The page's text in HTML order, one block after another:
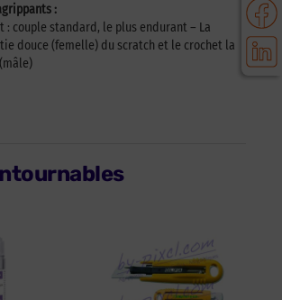
:
: couple standard, le plus endurant – La
douce (femelle) du scratch et le crochet la